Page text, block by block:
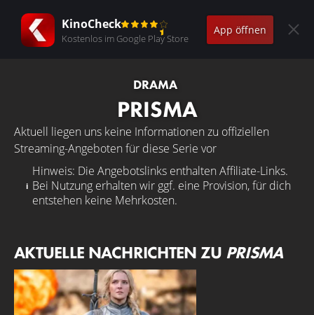
KinoCheck
Kostenlos im Google Play Store
App öffnen
DRAMA
PRISMA
Aktuell liegen uns keine Informationen zu offiziellen
Streaming-Angeboten für diese Serie vor
Hinweis: Die Angebotslinks enthalten Affiliate-Links.
Bei Nutzung erhalten wir ggf. eine Provision, für dich
entstehen keine Mehrkosten.
AKTUELLE NACHRICHTEN ZU PRISMA